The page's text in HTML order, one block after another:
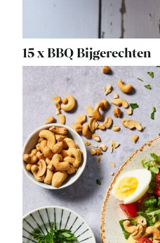
15 x BBQ Bijgerechten